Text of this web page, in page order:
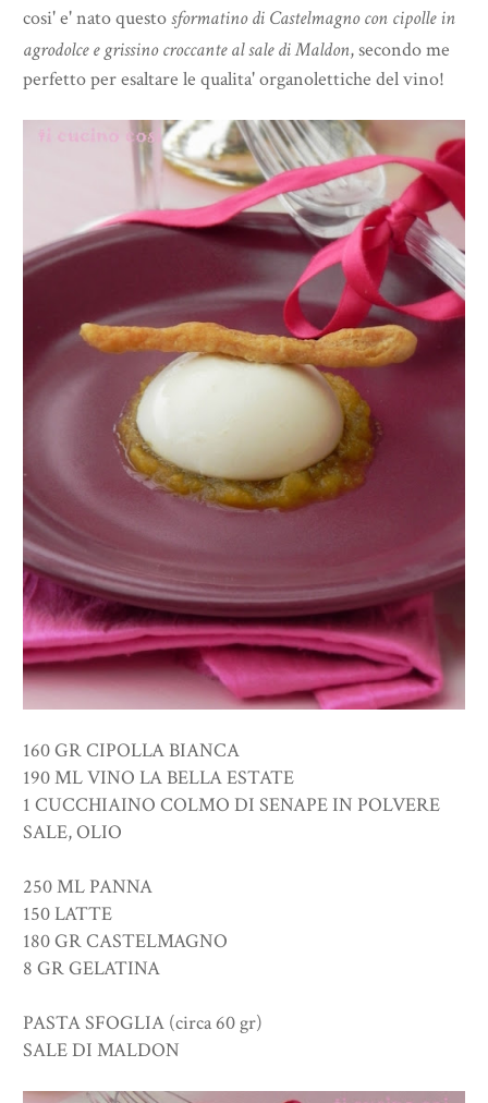
cosi' e' nato questosformatino di Castelmagno con cipolle in
agrodolce e grissino croccante al sale di Maldon, secondo me
perfetto per esaltare le qualita' organolettiche del vino!
160 GR CIPOLLA BIANCA
190 ML VINO LA BELLA ESTATE
1 CUCCHIAINO COLMO DI SENAPE IN POLVERE
SALE, OLIO
250 ML PANNA
150 LATTE
180 GR CASTELMAGNO
8 GR GELATINA
PASTA SFOGLIA (circa 60 gr)
SALE DI MALDON